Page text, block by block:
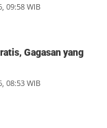
09:58 WIB
Gagasan yang
08:53 WIB